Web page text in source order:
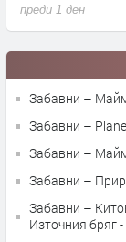
преди 1 ден
Забавни –
Забавни –
Забавни –
Забавни –
Забавни –
Източния бряг